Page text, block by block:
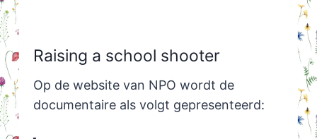
Raising a school shooter
Op de website van NPO wordt de
documentaire als volgt gepresenteerd: